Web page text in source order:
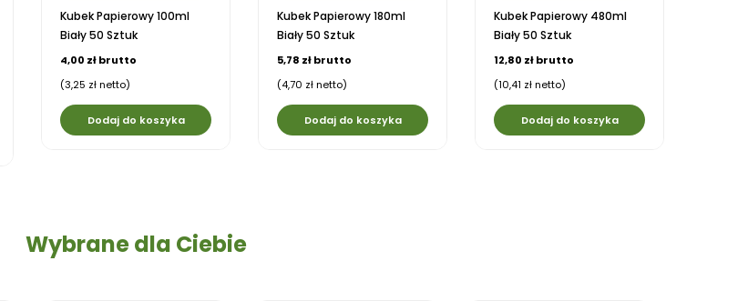
Kubek Papierowy 100ml
Biały 50 Sztuk
4,00 zł brutto
(3,25 zł netto)
Dodaj do koszyka
Kubek Papierowy 180ml
Biały 50 Sztuk
5,78 zł brutto
(4,70 zł netto)
Dodaj do koszyka
Kubek Papierowy 480ml
Biały 50 Sztuk
12,80 zł brutto
(10,41 zł netto)
Dodaj do koszyka
Wybrane dla Ciebie